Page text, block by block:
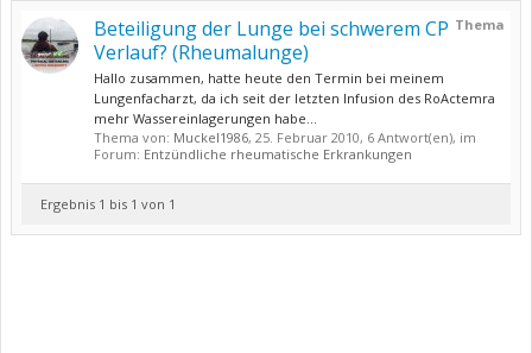
Thema
Beteiligung der Lunge bei schwerem CP
Verlauf? (Rheumalunge)
Hallo zusammen, hatte heute den Termin bei meinem
Lungenfacharzt, da ich seit der letzten Infusion des RoActemra
mehr Wassereinlagerungen habe...
Thema von: Muckel1986, 25. Februar 2010, 6 Antwort(en), im
Forum: Entzündliche rheumatische Erkrankungen
Ergebnis 1 bis 1 von 1